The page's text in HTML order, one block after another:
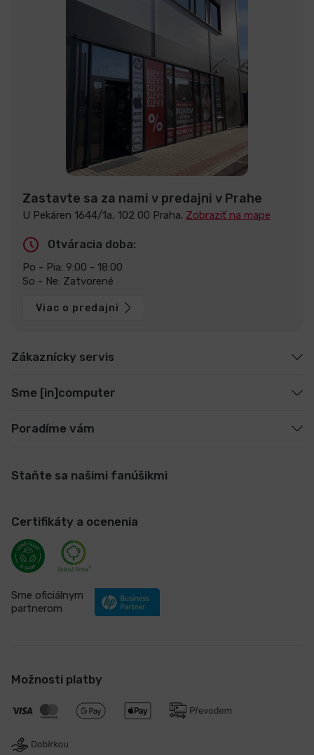
Zastavte sa za nami v predajni v Prahe
U Pekáren 1644/1a, 102 00 Praha. Zobraziť na mape
Otváracia doba:
Po - Pia: 9:00 - 18:00
So - Ne: Zatvorené
Viac o predajni
Zákaznícky servis
Sme [in]computer
Poradíme vám
Staňte sa našimi fanúšikmi
Certifikáty a ocenenia
Sme oficiálnym
partnerom
Možnosti platby